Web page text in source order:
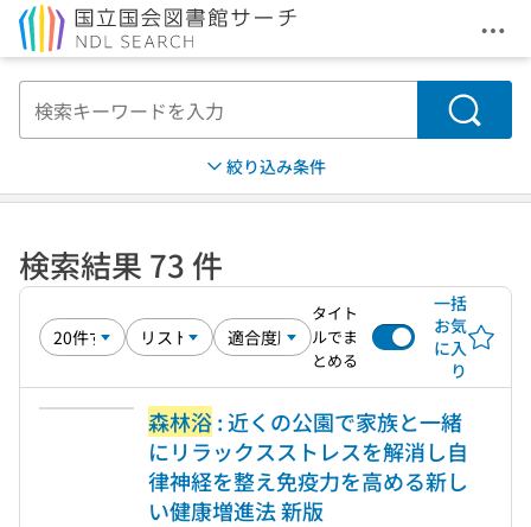
メ
検索
絞り込み条件
検索結果 73 件
タイト
ルでま
とめる
一括
お気
に入
り
森林浴: 近くの公園で家族と一緒
にリラックスストレスを解消し自
律神経を整え免疫力を高める新し
い健康増進法 新版